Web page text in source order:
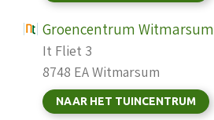
Groencentrum Witmarsum
It Fliet 3
8748 EA Witmarsum
NAAR HET TUINCENTRUM